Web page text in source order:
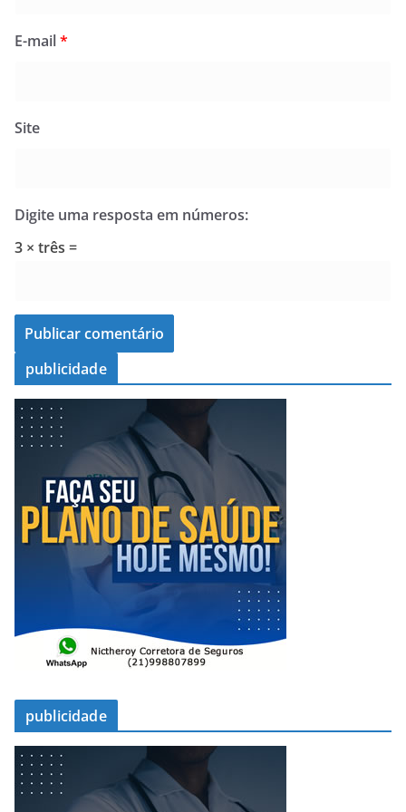
E-mail*
Site
Digite uma resposta em números:
3 × três =
publicidade
publicidade